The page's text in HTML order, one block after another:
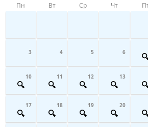
Пн Вт Ср Чт
3 4 5 6
10 11 12 13
17 18 19 20